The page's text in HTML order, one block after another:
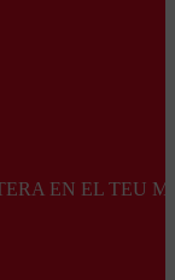
EN EL TEU